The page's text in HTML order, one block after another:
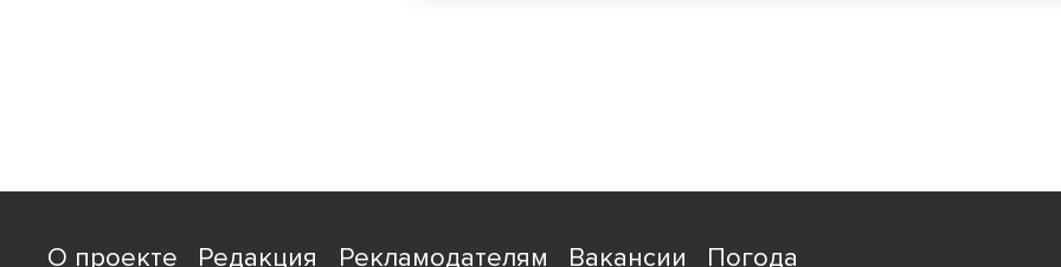
О проекте Редакция Рекламодателям Вакансии Погода